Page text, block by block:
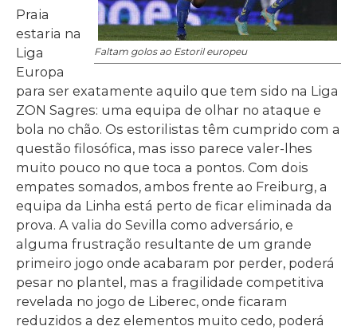
Faltam golos ao Estoril europeu
Praia
estaria na
Liga
Europa
para ser exatamente aquilo que tem sido na Liga
ZON Sagres: uma equipa de olhar no ataque e
bola no chão. Os estorilistas têm cumprido com a
questão filosófica, mas isso parece valer-lhes
muito pouco no que toca a pontos. Com dois
empates somados, ambos frente ao Freiburg, a
equipa da Linha está perto de ficar eliminada da
prova. A valia do Sevilla como adversário, e
alguma frustração resultante de um grande
primeiro jogo onde acabaram por perder, poderá
pesar no plantel, mas a fragilidade competitiva
revelada no jogo de Liberec, onde ficaram
reduzidos a dez elementos muito cedo, poderá